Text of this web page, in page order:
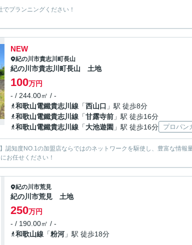
プランニングください！
NEW
紀の川市貴志川町長山
紀の川市貴志川町長山 土地
100万円
- / 244.00㎡ / -
和歌山電鐵貴志川線 「西山口 」駅 徒歩8分
和歌山電鐵貴志川線 「甘露寺前 」駅 徒歩16分
和歌山電鐵貴志川線 「大池遊園 」駅 徒歩16分 プロパン
認知度NO.1の加盟店ならではのネットワークを駆使し、豊富な情
お任せください！
紀の川市荒見
紀の川市荒見 土地
250万円
- / 190.00㎡ / -
和歌山線 「粉河 」駅 徒歩18分